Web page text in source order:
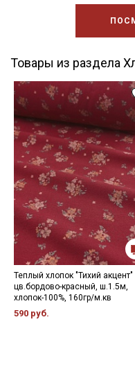
Товары из раздела
Теплый хлопок "Тихий акцент"
цв.бордово-красный, ш.1.5м,
хлопок-100%, 160гр/м.кв
590 руб.